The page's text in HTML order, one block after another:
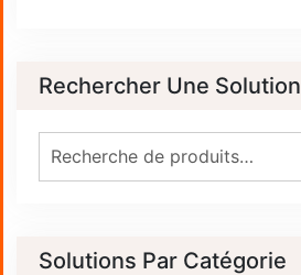
Rechercher Une Solution
pour :
Solutions Par Catégorie